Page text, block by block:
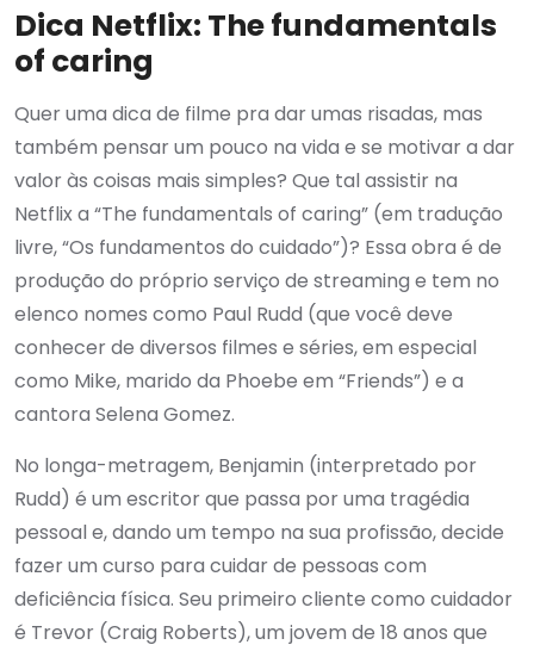
Dica Netflix: The fundamentals
of caring
Quer uma dica de filme pra dar umas risadas, mas
também pensar um pouco na vida e se motivar a dar
valor às coisas mais simples? Que tal assistir na
Netflix a “The fundamentals of caring” (em tradução
livre, “Os fundamentos do cuidado”)? Essa obra é de
produção do próprio serviço de streaming e tem no
elenco nomes como Paul Rudd (que você deve
conhecer de diversos filmes e séries, em especial
como Mike, marido da Phoebe em “Friends”) e a
cantora Selena Gomez.
No longa-metragem, Benjamin (interpretado por
Rudd) é um escritor que passa por uma tragédia
pessoal e, dando um tempo na sua profissão, decide
fazer um curso para cuidar de pessoas com
deficiência física. Seu primeiro cliente como cuidador
é Trevor (Craig Roberts), um jovem de 18 anos que